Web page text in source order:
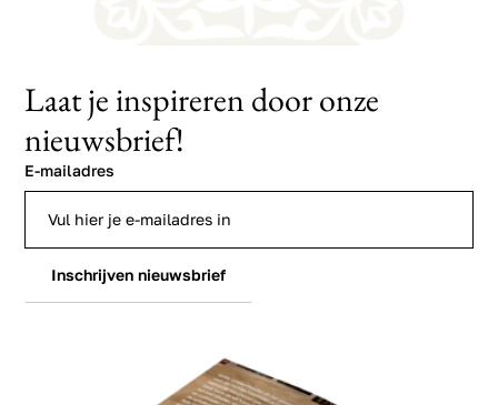
Laat je inspireren door onze
nieuwsbrief!
E-mailadres
Inschrijven nieuwsbrief